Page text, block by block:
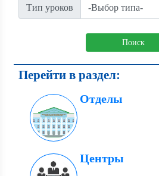
Тип уроков
Поиск
Перейти в раздел:
Отделы
Центры